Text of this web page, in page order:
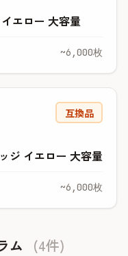
エロー 大容量
~6,000枚
互換品
ジ イエロー 大容量
~6,000枚
ム (4件)